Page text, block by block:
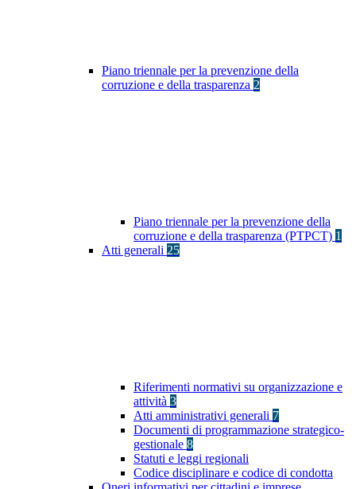
Piano triennale per la prevenzione della
corruzione e della trasparenza 2
Piano triennale per la prevenzione della
corruzione e della trasparenza (PTPCT) 1
Atti generali 25
Riferimenti normativi su organizzazione e
attività 3
Atti amministrativi generali 7
Documenti di programmazione strategico-
gestionale 8
Statuti e leggi regionali
Codice disciplinare e codice di condotta